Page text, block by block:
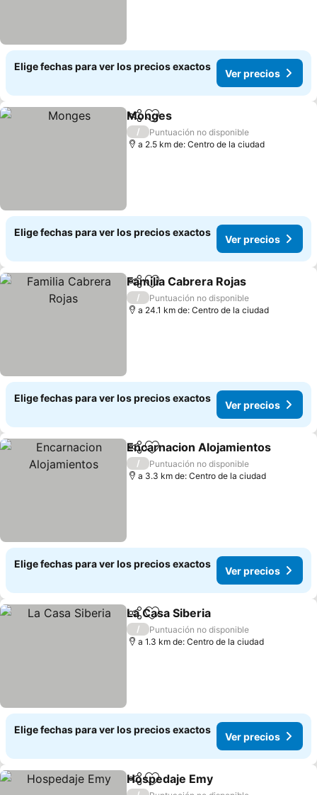
Elige fechas para ver los precios exactos
Ver precios
CompartirAgregar a favoritos
Monges
/
Puntuación no disponible
a 2.5 km de: Centro de la ciudad
Elige fechas para ver los precios exactos
Ver precios
CompartirAgregar a favoritos
Familia Cabrera Rojas
/
Puntuación no disponible
a 24.1 km de: Centro de la ciudad
Elige fechas para ver los precios exactos
Ver precios
CompartirAgregar a favoritos
Encarnacion Alojamientos
/
Puntuación no disponible
a 3.3 km de: Centro de la ciudad
Elige fechas para ver los precios exactos
Ver precios
CompartirAgregar a favoritos
La Casa Siberia
/
Puntuación no disponible
a 1.3 km de: Centro de la ciudad
Elige fechas para ver los precios exactos
Ver precios
CompartirAgregar a favoritos
Hospedaje Emy